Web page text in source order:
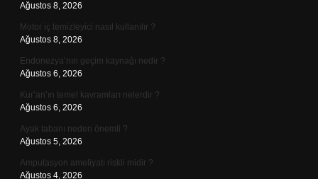
Ağustos 8, 2026
Motor iç temizleyici nasıl kullanılır ?
Ağustos 8, 2026
Endonezya’nın geçim kaynağı nedir ?
Ağustos 6, 2026
Kur’an’ın temel kavramları nelerdir ?
Ağustos 6, 2026
Ayak tabanı neden önemli ?
Ağustos 5, 2026
Amputasyon ameliyatı riskli midir ?
Ağustos 4, 2026